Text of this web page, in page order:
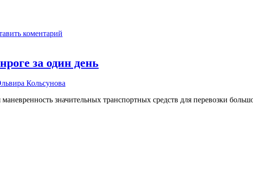
коментарий
за один день
Кольсунова
значительных транспортных средств для перевозки